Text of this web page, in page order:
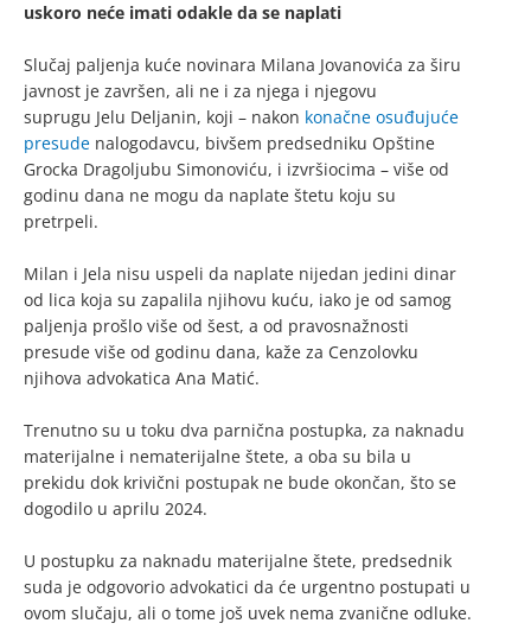
uskoro neće imati odakle da se naplati
Slučaj paljenja kuće novinara Milana Jovanovića za širu
javnost je završen, ali ne i za njega i njegovu
suprugu Jelu Deljanin, koji – nakon konačne osuđujuće
presude nalogodavcu, bivšem predsedniku Opštine
Grocka Dragoljubu Simonoviću, i izvršiocima – više od
godinu dana ne mogu da naplate štetu koju su
pretrpeli.
Milan i Jela nisu uspeli da naplate nijedan jedini dinar
od lica koja su zapalila njihovu kuću, iako je od samog
paljenja prošlo više od šest, a od pravosnažnosti
presude više od godinu dana, kaže za Cenzolovku
njihova advokatica Ana Matić.
Trenutno su u toku dva parnična postupka, za naknadu
materijalne i nematerijalne štete, a oba su bila u
prekidu dok krivični postupak ne bude okončan, što se
dogodilo u aprilu 2024.
U postupku za naknadu materijalne štete, predsednik
suda je odgovorio advokatici da će urgentno postupati u
ovom slučaju, ali o tome još uvek nema zvanične odluke.